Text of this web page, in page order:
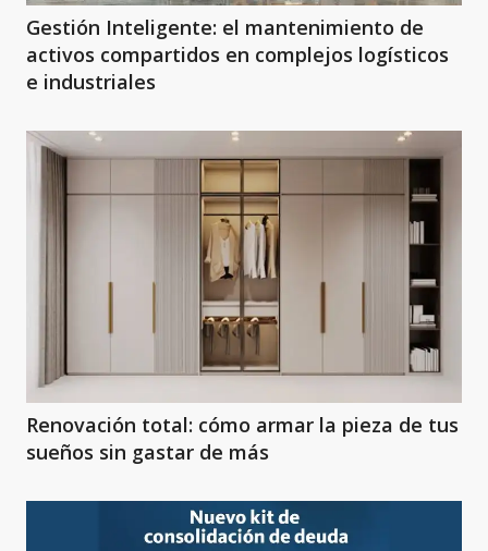
Gestión Inteligente: el mantenimiento de
activos compartidos en complejos logísticos
e industriales
Renovación total: cómo armar la pieza de tus
sueños sin gastar de más